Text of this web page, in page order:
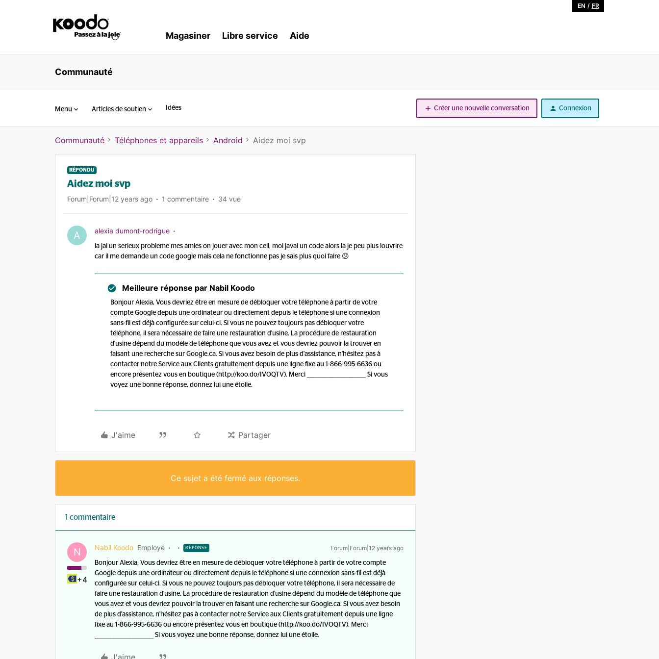
EN / FR
Magasiner Libre service Aide
Communauté
Menu Articles de soutien Idées Créer une nouvelle conversation Connexion
Communauté Téléphones et appareils Android Aidez moi svp
RÉPONDU
Aidez moi svp
Forum|Forum|12 years ago 1 commentaire 34 vue
A alexia dumont-rodrigue
la jai un serieux probleme mes amies on jouer avec mon cell, moi javai un code alors la je peu plus louvrire
car il me demande un code google mais cela ne fonctionne pas je sais plus quoi faire 😕
Meilleure réponse par Nabil Koodo
Bonjour Alexia, Vous devriez être en mesure de débloquer votre téléphone à partir de votre
compte Google depuis une ordinateur ou directement depuis le téléphone si une connexion
sans-fil est déjà configurée sur celui-ci. Si vous ne pouvez toujours pas débloquer votre
téléphone, il sera nécessaire de faire une restauration d'usine. La procédure de restauration
d'usine dépend du modèle de téléphone que vous avez et vous devriez pouvoir la trouver en
faisant une recherche sur Google.ca. Si vous avez besoin de plus d'assistance, n'hésitez pas à
contacter notre Service aux Clients gratuitement depuis une ligne fixe au 1-866-995-6636 ou
encore présentez vous en boutique (http://koo.do/IVOQTV). Merci ________________________ Si vous
voyez une bonne réponse, donnez lui une étoile.
J'aime Partager
Ce sujet a été fermé aux réponses.
1 commentaire
N
+4
Nabil Koodo Employé RÉPONSE Forum|Forum|12 years ago
Bonjour Alexia, Vous devriez être en mesure de débloquer votre téléphone à partir de votre compte
Google depuis une ordinateur ou directement depuis le téléphone si une connexion sans-fil est déjà
configurée sur celui-ci. Si vous ne pouvez toujours pas débloquer votre téléphone, il sera nécessaire de
faire une restauration d'usine. La procédure de restauration d'usine dépend du modèle de téléphone que
vous avez et vous devriez pouvoir la trouver en faisant une recherche sur Google.ca. Si vous avez besoin
de plus d'assistance, n'hésitez pas à contacter notre Service aux Clients gratuitement depuis une ligne
fixe au 1-866-995-6636 ou encore présentez vous en boutique (http://koo.do/IVOQTV). Merci
________________________ Si vous voyez une bonne réponse, donnez lui une étoile.
J'aime